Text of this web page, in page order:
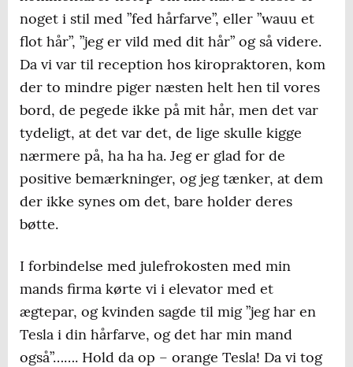
noget i stil med ”fed hårfarve”, eller ”wauu et
flot hår”, ”jeg er vild med dit hår” og så videre.
Da vi var til reception hos kiropraktoren, kom
der to mindre piger næsten helt hen til vores
bord, de pegede ikke på mit hår, men det var
tydeligt, at det var det, de lige skulle kigge
nærmere på, ha ha ha. Jeg er glad for de
positive bemærkninger, og jeg tænker, at dem
der ikke synes om det, bare holder deres
bøtte.
I forbindelse med julefrokosten med min
mands firma kørte vi i elevator med et
ægtepar, og kvinden sagde til mig ”jeg har en
Tesla i din hårfarve, og det har min mand
også”……. Hold da op – orange Tesla! Da vi tog